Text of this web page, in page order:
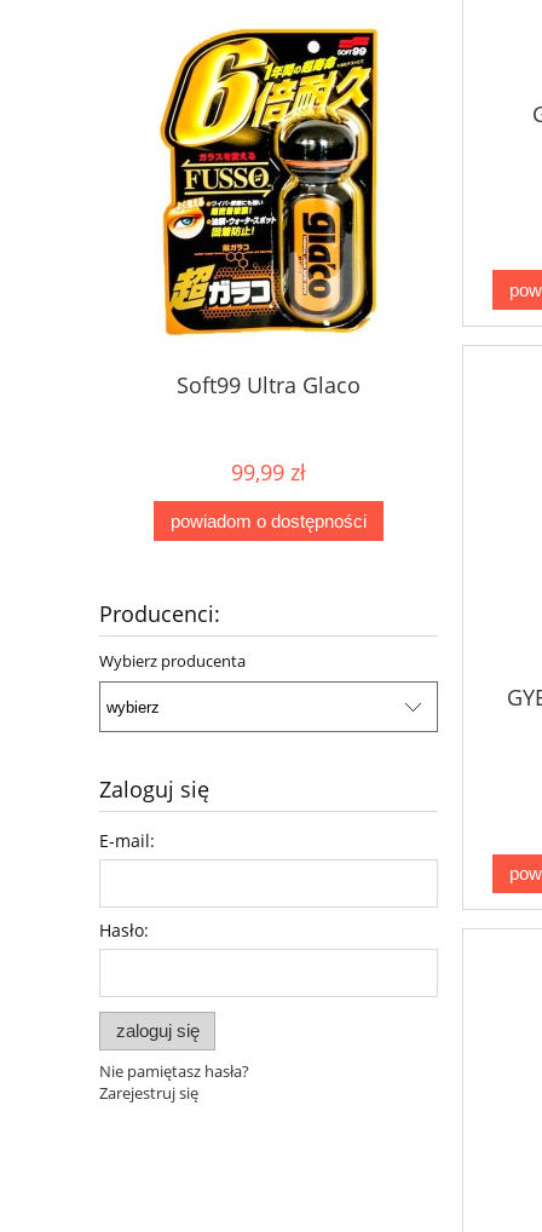
Soft99 Ultra Glaco
99,99 zł
powiadom o dostępności
Producenci:
Wybierz producenta
Zaloguj się
E-mail:
Hasło:
zaloguj się
Nie pamiętasz hasła?
Zarejestruj się